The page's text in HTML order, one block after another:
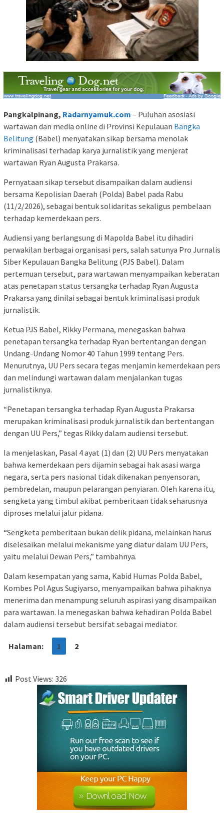
Pangkalpinang, Radarnyamuk.com – Puluhan asosiasi
wartawan dan media online di Provinsi Kepulauan Bangka
Belitung (Babel) menyatakan sikap bersama menolak
kriminalisasi terhadap karya jurnalistik yang menjerat
wartawan Ryan Augusta Prakarsa.
Pernyataan sikap tersebut disampaikan dalam audiensi
bersama Kepolisian Daerah (Polda) Babel pada Rabu
(11/2/2026), sebagai bentuk solidaritas sekaligus pembelaan
terhadap kemerdekaan pers.
Audiensi yang berlangsung di Mapolda Babel itu dihadiri
perwakilan berbagai organisasi pers, salah satunya Pro Jurnalis
Siber Kepulauan Bangka Belitung (PJS Babel). Dalam
pertemuan tersebut, para wartawan menyampaikan keberatan
atas penetapan status tersangka terhadap Ryan Augusta
Prakarsa yang dinilai sebagai bentuk kriminalisasi produk
jurnalistik.
Ketua PJS Babel, Rikky Permana, menegaskan bahwa
penetapan tersangka terhadap Ryan bertentangan dengan
Undang-Undang Nomor 40 Tahun 1999 tentang Pers.
Menurutnya, UU Pers secara tegas menjamin kemerdekaan pers
dan melindungi wartawan dalam menjalankan tugas
jurnalistiknya.
“Penetapan tersangka terhadap Ryan Augusta Prakarsa
merupakan kriminalisasi produk jurnalistik dan bertentangan
dengan UU Pers,” tegas Rikky dalam audiensi tersebut.
Ia menjelaskan, Pasal 4 ayat (1) dan (2) UU Pers menyatakan
bahwa kemerdekaan pers dijamin sebagai hak asasi warga
negara, serta pers nasional tidak dikenakan penyensoran,
pembredelan, maupun pelarangan penyiaran. Oleh karena itu,
sengketa yang timbul akibat pemberitaan tidak seharusnya
diproses melalui jalur pidana.
“Sengketa pemberitaan bukan delik pidana, melainkan harus
diselesaikan melalui mekanisme yang diatur dalam UU Pers,
yaitu melalui Dewan Pers,” tambahnya.
Dalam kesempatan yang sama, Kabid Humas Polda Babel,
Kombes Pol Agus Sugiyarso, menyampaikan bahwa pihaknya
menerima dan menampung seluruh aspirasi yang disampaikan
para wartawan. Ia menegaskan bahwa kehadiran Polda Babel
dalam audiensi tersebut bersifat sebagai mediator.
Halaman: 1 2
Post Views: 326